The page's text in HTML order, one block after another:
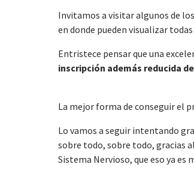
Invitamos a visitar algunos de
en donde pueden visualizar
Entristece pensar que una
inscripción además reducida
La mejor forma de conseguir el
Lo vamos a seguir intentando
sobre todo, sobre todo, gracias
Sistema Nervioso, que eso ya es